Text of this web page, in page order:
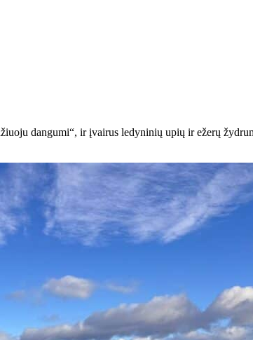
dangumi“, ir įvairus ledyninių upių ir ežerų